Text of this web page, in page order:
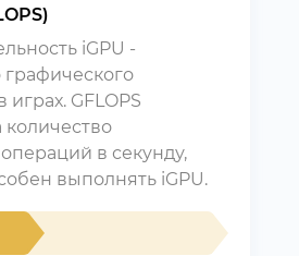
iGPU -
GFLOPS
количество
в секунду,
выполнять iGPU.